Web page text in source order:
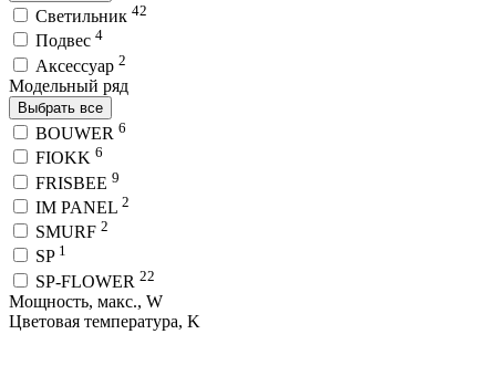
Светильник 42
Подвес 4
Аксессуар 2
Модельный ряд
Выбрать все
BOUWER 6
FIOKK 6
FRISBEE 9
IM PANEL 2
SMURF 2
SP 1
SP-FLOWER 22
Мощность, макс., W
Цветовая температура, K